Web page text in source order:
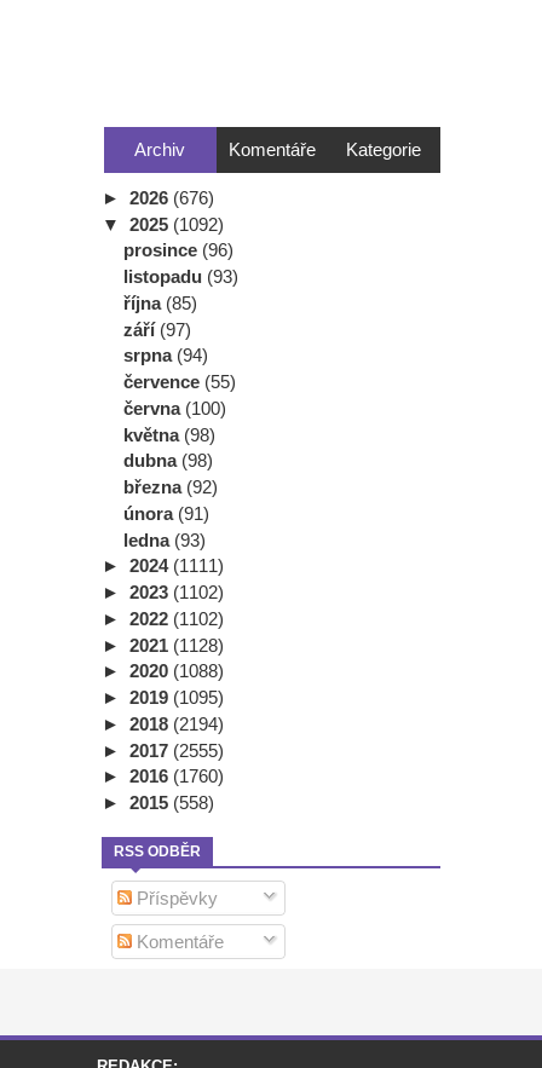
Archiv Komentáře Kategorie
► 2026 (676)
▼ 2025 (1092)
prosince (96)
listopadu (93)
října (85)
září (97)
srpna (94)
července (55)
června (100)
května (98)
dubna (98)
března (92)
února (91)
ledna (93)
► 2024 (1111)
► 2023 (1102)
► 2022 (1102)
► 2021 (1128)
► 2020 (1088)
► 2019 (1095)
► 2018 (2194)
► 2017 (2555)
► 2016 (1760)
► 2015 (558)
RSS ODBĚR
Příspěvky
Komentáře